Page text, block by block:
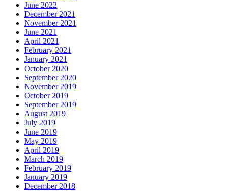
June 2022
December 2021
November 2021
June 2021
April 2021
February 2021
January 2021
October 2020
September 2020
November 2019
October 2019
September 2019
August 2019
July 2019
June 2019
May 2019
April 2019
March 2019
February 2019
January 2019
December 2018